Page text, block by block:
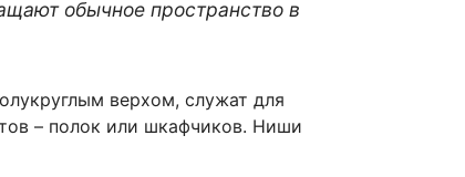
обычное пространство в
верхом, служат для
– полок или шкафчиков. Ниши